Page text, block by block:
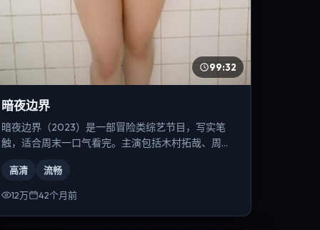
99:32
暗夜边界
暗夜边界（2023）是一部冒险类综艺节目，写实笔
触，适合周末一口气看完。主演包括木村拓哉、周冬
高清 流畅
12万 42个月前